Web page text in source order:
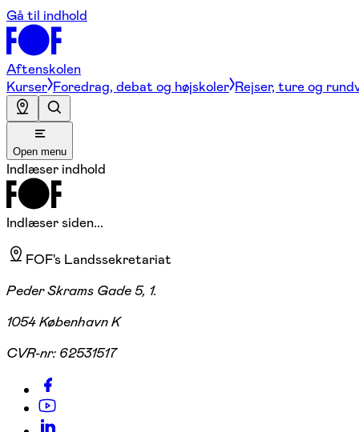
Gå til indhold
Aftenskolen
Kurser Foredrag, debat og højskoler Rejser, ture og
Open menu
Indlæser indhold
Indlæser siden...
FOF's Landssekretariat
Peder Skrams Gade 5, 1.
1054 København K
CVR-nr: 62531517